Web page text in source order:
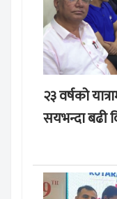
२३ वर्षको
सयभन्दा बढी